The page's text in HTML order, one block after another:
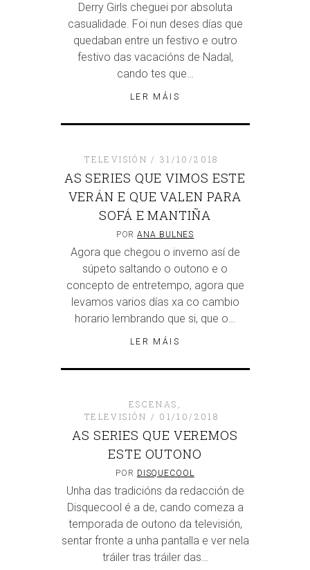
Derry Girls cheguei por absoluta
casualidade. Foi nun deses días que
quedaban entre un festivo e outro
festivo das vacacións de Nadal,
cando tes que…
LER MÁIS
TELEVISIÓN 31/10/2018
AS SERIES QUE VIMOS ESTE
VERÁN E QUE VALEN PARA
SOFÁ E MANTIÑA
PORANA BULNES
Agora que chegou o inverno así de
súpeto saltando o outono e o
concepto de entretempo, agora que
levamos varios días xa co cambio
horario lembrando que si, que o…
LER MÁIS
ESCENAS ,
TELEVISIÓN
01/10/2018
AS SERIES QUE VEREMOS
ESTE OUTONO
POR DISQUECOOL
Unha das tradicións da redacción de
Disquecool é a de, cando comeza a
temporada de outono da televisión,
sentar fronte a unha pantalla e ver nela
tráiler tras tráiler das…